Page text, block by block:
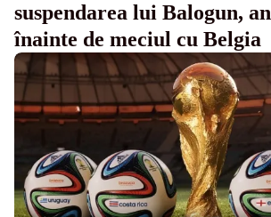
suspendarea lui Balogun,
înainte de meciul cu Belgia